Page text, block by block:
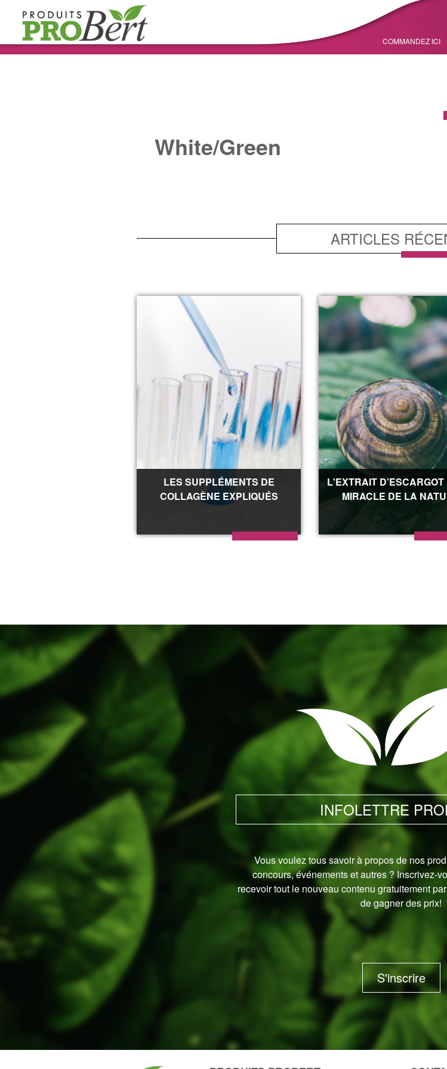
COMMANDEZ ICI
White/Green
ARTICLES
LES SUPPLÉMENTS DE
COLLAGÈNE EXPLIQUÉS
L'EXTRAIT D’ESCARGOT
MIRACLE DE LA
INFOLETTRE
Vous voulez tous savoir à propos de nos
concours, événements et autres ? Inscrivez-
recevoir tout le nouveau contenu gratuitement
de gagner des prix!
S'inscrire